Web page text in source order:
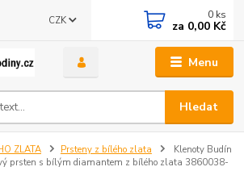
Menu
CZK
Hledat
0 ks
za 0,00 Kč
ZLATA Prsteny z bílého zlata
Klenoty Budín
prsten s bílým diamantem z bílého zlata 3860038-